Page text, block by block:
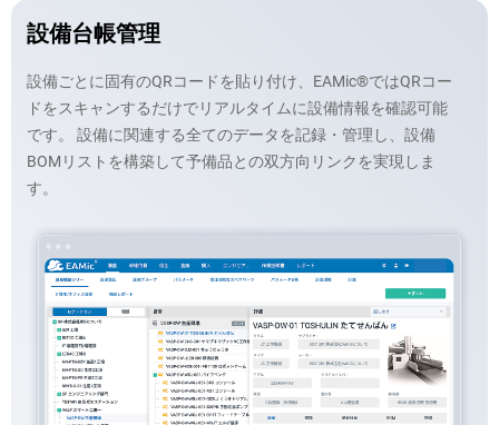
設備台帳管理
設備ごとに固有のQRコードを貼り付け、EAMic®ではQRコー
ドをスキャンするだけでリアルタイムに設備情報を確認可能
です。 設備に関連する全てのデータを記録・管理し、設備
BOMリストを構築して予備品との双方向リンクを実現しま
す。